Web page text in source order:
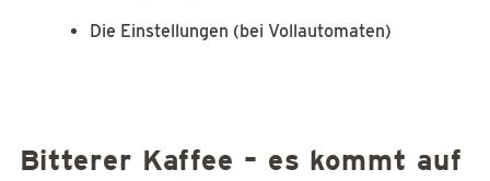
Die Einstellungen (bei Vollautomaten)
Bitterer Kaffee – es kommt auf